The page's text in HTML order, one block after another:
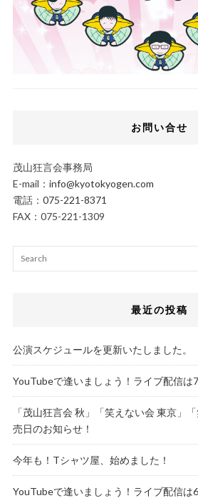
お問い合せ
茂山狂言会事務局
E-mail： info@kyotokyogen.com
電話： 075-221-8371
FAX：075-221-1309
最近の投稿
公演スケジュールを更新いたしました。
YouTubeで逢いましょう！ライブ配信は
「茂山狂言会 秋」「笑えない会 東京」
売日のお知らせ！
今年も！Tシャツ屋、始めました！
YouTubeで逢いましょう！ライブ配信は